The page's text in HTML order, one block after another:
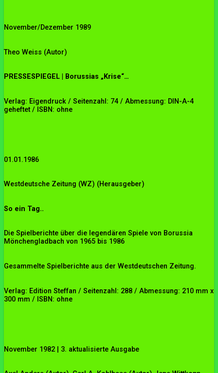
November/Dezember 1989
Theo Weiss (Autor)
PRESSESPIEGEL | Borussias „Krise“…
Verlag: Eigendruck / Seitenzahl: 74 / Abmessung: DIN-A-4
geheftet / ISBN: ohne
01.01.1986
Westdeutsche Zeitung (WZ) (Herausgeber)
So ein Tag..
Die Spielberichte über die legendären Spiele von Borussia
Mönchengladbach von 1965 bis 1986
Gesammelte Spielberichte aus der Westdeutschen Zeitung.
Verlag: Edition Steffan / Seitenzahl: 288 / Abmessung: 210 mm x
300 mm / ISBN: ohne
November 1982 | 3. aktualisierte Ausgabe